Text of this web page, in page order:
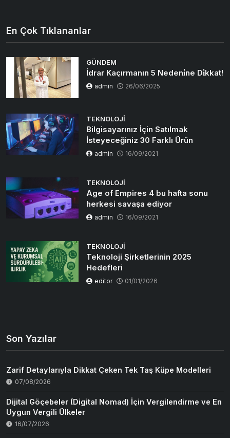
En Çok Tıklananlar
GÜNDEM
İdrar Kaçırmanın 5 Nedeni̇ne Di̇kkat!
admin 26/06/2025
TEKNOLOJI
Bilgisayarınız İçin Satılmak
İsteyeceğiniz 30 Farklı Ürün
admin 16/09/2021
TEKNOLOJI
Age of Empires 4 bu hafta sonu
herkesi savaşa ediyor
admin 16/09/2021
TEKNOLOJI
Teknoloji Şirketlerinin 2025
Hedefleri
editor 01/01/2026
Son Yazılar
Zarif Detaylarıyla Dikkat Çeken Tek Taş Küpe Modelleri
07/08/2026
Dijital Göçebeler (Digital Nomad) İçin Vergilendirme ve En
Uygun Vergili Ülkeler
16/07/2026